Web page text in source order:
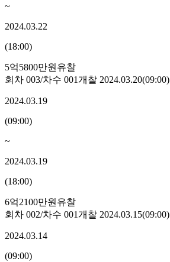
~
2024.03.22
(18:00)
5억5800만원 유찰
회차 003/차수 001개찰 2024.03.20(09:00)
2024.03.19
(09:00)
~
2024.03.19
(18:00)
6억2100만원 유찰
회차 002/차수 001개찰 2024.03.15(09:00)
2024.03.14
(09:00)